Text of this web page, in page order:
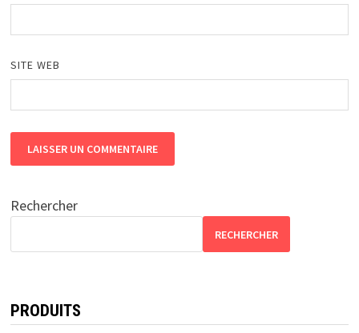
SITE WEB
Rechercher
RECHERCHER
PRODUITS